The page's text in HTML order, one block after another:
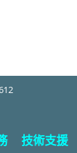
技術支援